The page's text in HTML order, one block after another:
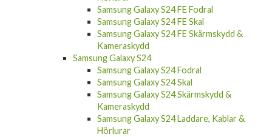
Samsung Galaxy S24 FE Fodral
Samsung Galaxy S24 FE Skal
Samsung Galaxy S24 FE Skärmskydd &
Kameraskydd
Samsung Galaxy S24
Samsung Galaxy S24 Fodral
Samsung Galaxy S24 Skal
Samsung Galaxy S24 Skärmskydd &
Kameraskydd
Samsung Galaxy S24 Laddare, Kablar &
Hörlurar